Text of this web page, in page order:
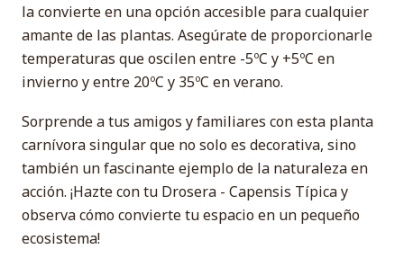
la convierte en una opción accesible para cualquier
amante de las plantas. Asegúrate de proporcionarle
temperaturas que oscilen entre -5ºC y +5ºC en
invierno y entre 20ºC y 35ºC en verano.
Sorprende a tus amigos y familiares con esta planta
carnívora singular que no solo es decorativa, sino
también un fascinante ejemplo de la naturaleza en
acción. ¡Hazte con tu Drosera - Capensis Típica y
observa cómo convierte tu espacio en un pequeño
ecosistema!